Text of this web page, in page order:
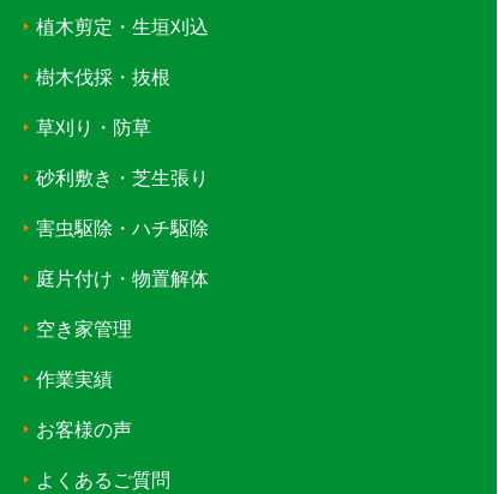
植木剪定・生垣刈込
樹木伐採・抜根
草刈り・防草
砂利敷き・芝生張り
害虫駆除・ハチ駆除
庭片付け・物置解体
空き家管理
作業実績
お客様の声
よくあるご質問